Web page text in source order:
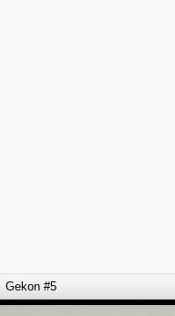
Gekon #5